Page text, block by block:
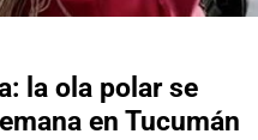
la ola polar se
en Tucumán